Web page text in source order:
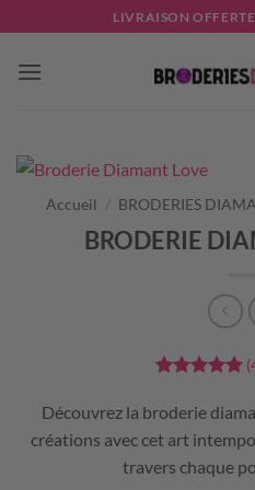
au
contenu
LIVRAISON
Accueil / BRODERIES
BRODERIE
5 basé sur
client
(
Découvrez la broderie
créations avec cet art
travers chaque